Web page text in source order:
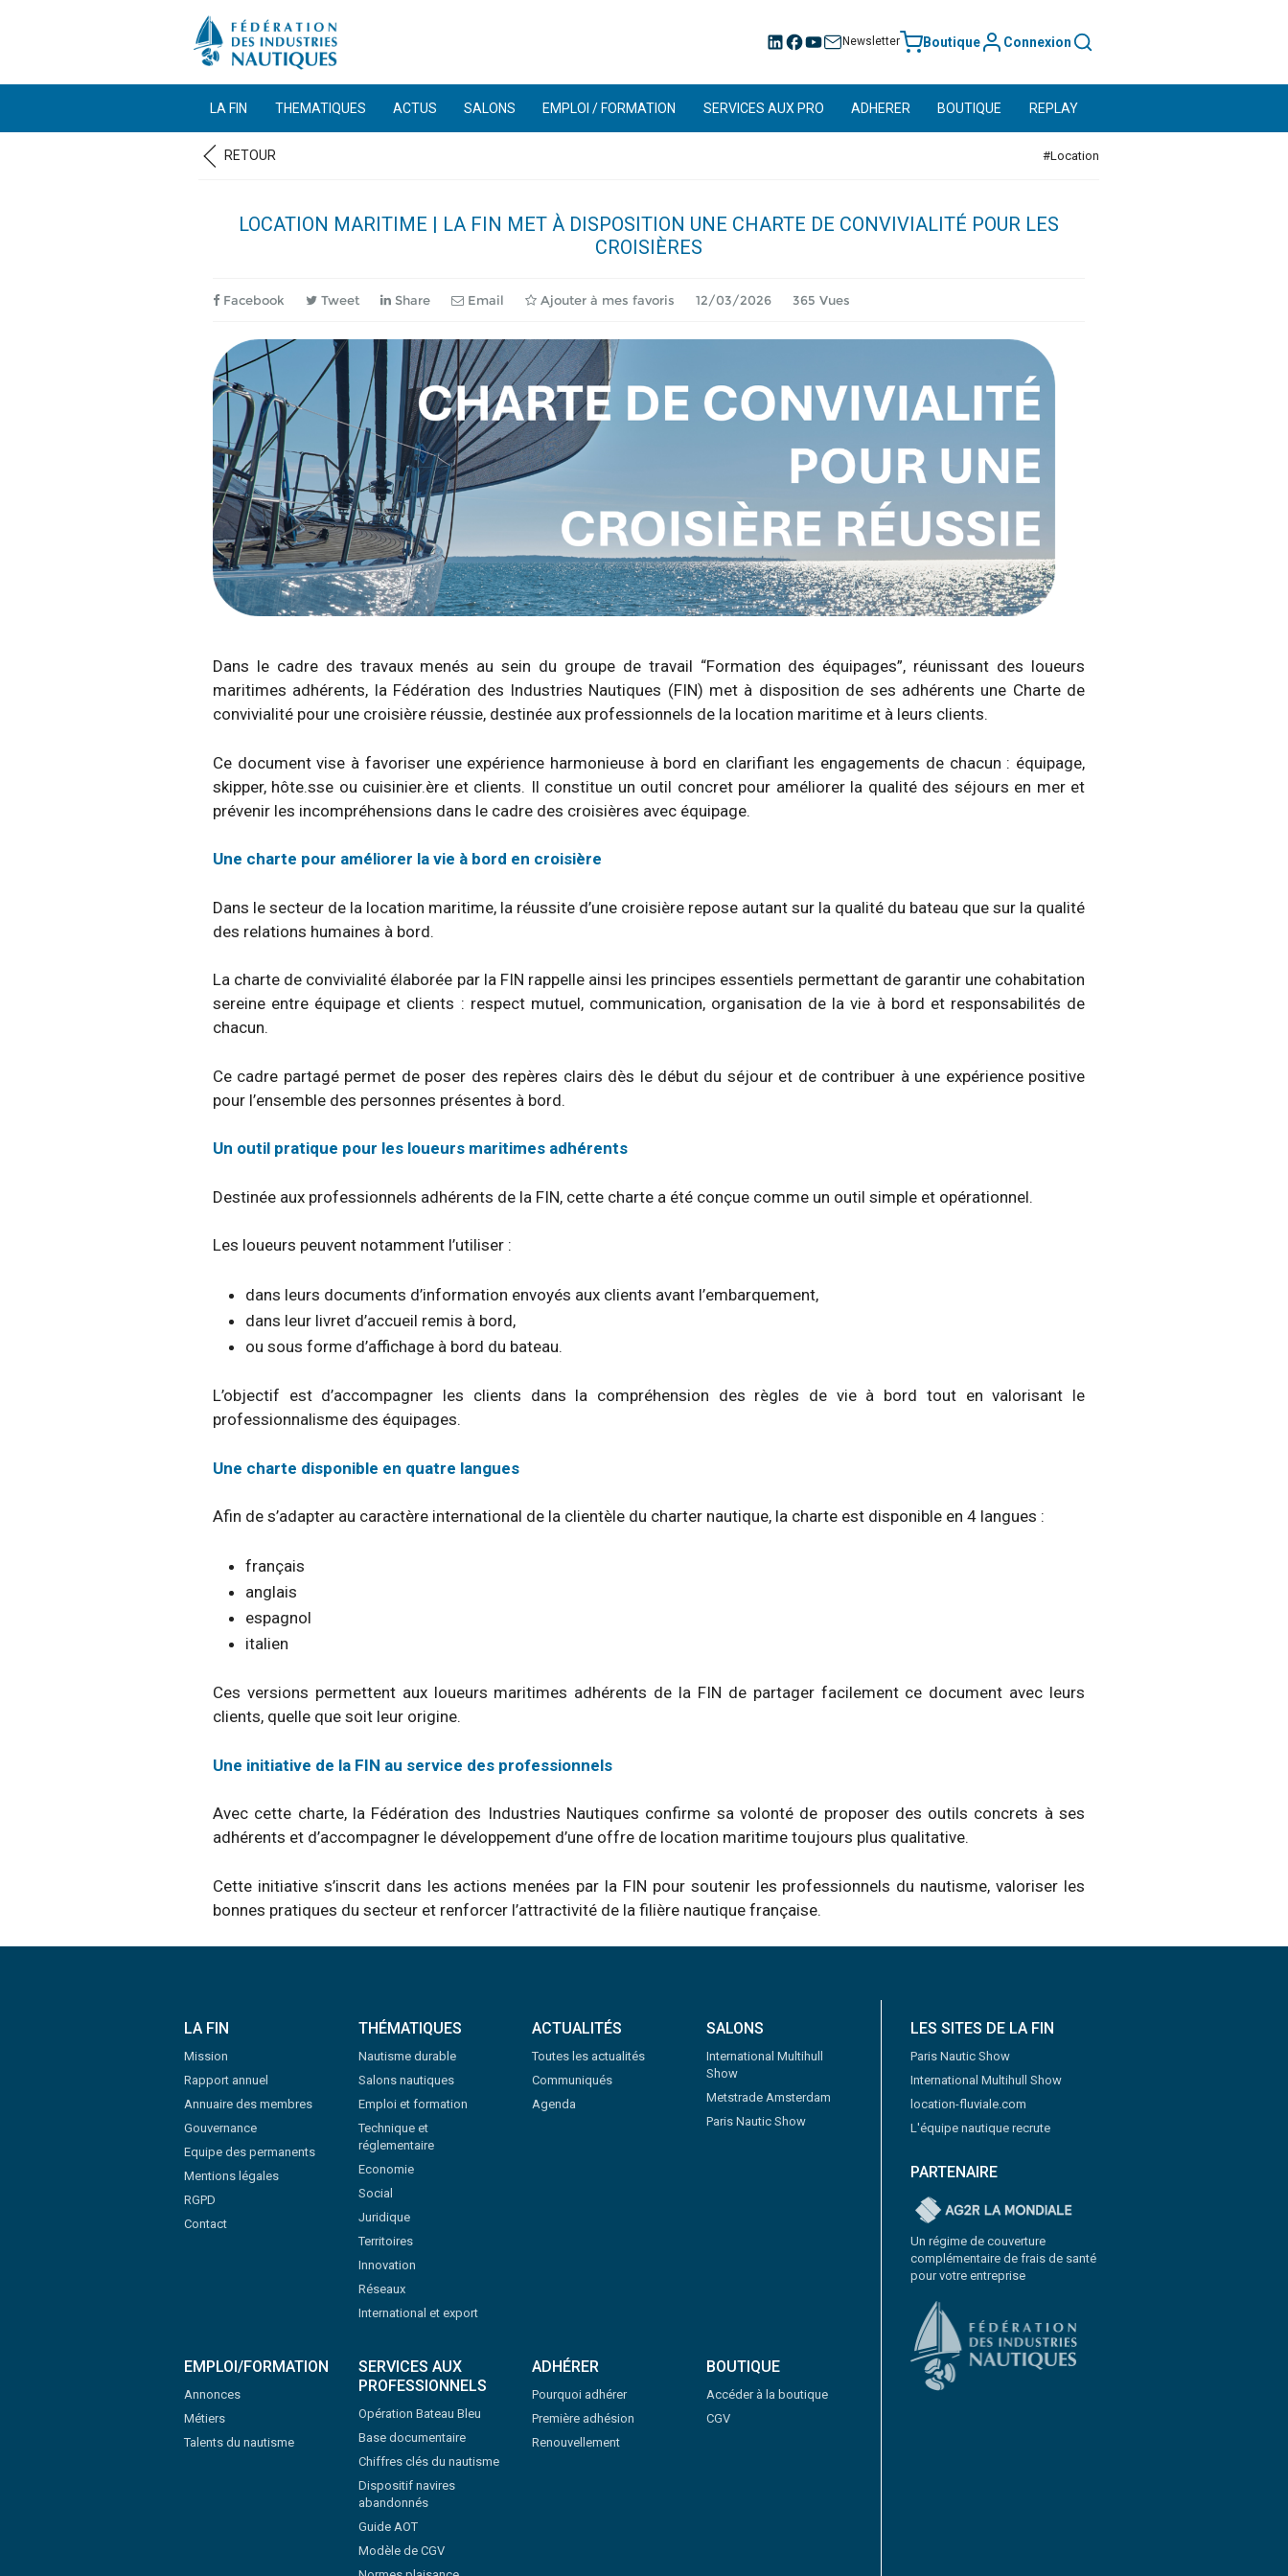
Newsletter Boutique Connexion
LA FIN THEMATIQUES ACTUS SALONS EMPLOI / FORMATION SERVICES AUX PRO ADHERER BOUTIQUE REPLAY
RETOUR #Location
LOCATION MARITIME | LA FIN MET À DISPOSITION UNE CHARTE DE CONVIVIALITÉ POUR LES
CROISIÈRES
Facebook Tweet Share Email Ajouter à mes favoris 12/03/2026 365 Vues
Dans le cadre des travaux menés au sein du groupe de travail “Formation des équipages”, réunissant des loueurs
maritimes adhérents, la Fédération des Industries Nautiques (FIN) met à disposition de ses adhérents une Charte de
convivialité pour une croisière réussie, destinée aux professionnels de la location maritime et à leurs clients.
Ce document vise à favoriser une expérience harmonieuse à bord en clarifiant les engagements de chacun : équipage,
skipper, hôte.sse ou cuisinier.ère et clients. Il constitue un outil concret pour améliorer la qualité des séjours en mer et
prévenir les incompréhensions dans le cadre des croisières avec équipage.
Une charte pour améliorer la vie à bord en croisière
Dans le secteur de la location maritime, la réussite d’une croisière repose autant sur la qualité du bateau que sur la qualité
des relations humaines à bord.
La charte de convivialité élaborée par la FIN rappelle ainsi les principes essentiels permettant de garantir une cohabitation
sereine entre équipage et clients : respect mutuel, communication, organisation de la vie à bord et responsabilités de
chacun.
Ce cadre partagé permet de poser des repères clairs dès le début du séjour et de contribuer à une expérience positive
pour l’ensemble des personnes présentes à bord.
Un outil pratique pour les loueurs maritimes adhérents
Destinée aux professionnels adhérents de la FIN, cette charte a été conçue comme un outil simple et opérationnel.
Les loueurs peuvent notamment l’utiliser :
dans leurs documents d’information envoyés aux clients avant l’embarquement,
dans leur livret d’accueil remis à bord,
ou sous forme d’affichage à bord du bateau.
L’objectif est d’accompagner les clients dans la compréhension des règles de vie à bord tout en valorisant le
professionnalisme des équipages.
Une charte disponible en quatre langues
Afin de s’adapter au caractère international de la clientèle du charter nautique, la charte est disponible en 4 langues :
français
anglais
espagnol
italien
Ces versions permettent aux loueurs maritimes adhérents de la FIN de partager facilement ce document avec leurs
clients, quelle que soit leur origine.
Une initiative de la FIN au service des professionnels
Avec cette charte, la Fédération des Industries Nautiques confirme sa volonté de proposer des outils concrets à ses
adhérents et d’accompagner le développement d’une offre de location maritime toujours plus qualitative.
Cette initiative s’inscrit dans les actions menées par la FIN pour soutenir les professionnels du nautisme, valoriser les
bonnes pratiques du secteur et renforcer l’attractivité de la filière nautique française.
LA FIN
Mission
Rapport annuel
Annuaire des membres
Gouvernance
Equipe des permanents
Mentions légales
RGPD
Contact
THÉMATIQUES
Nautisme durable
Salons nautiques
Emploi et formation
Technique et
réglementaire
Economie
Social
Juridique
Territoires
Innovation
Réseaux
International et export
ACTUALITÉS
Toutes les actualités
Communiqués
Agenda
SALONS
International Multihull
Show
Metstrade Amsterdam
Paris Nautic Show
EMPLOI/FORMATION
Annonces
Métiers
Talents du nautisme
SERVICES AUX
PROFESSIONNELS
Opération Bateau Bleu
Base documentaire
Chiffres clés du nautisme
Dispositif navires
abandonnés
Guide AOT
Modèle de CGV
ADHÉRER
Pourquoi adhérer
Première adhésion
Renouvellement
BOUTIQUE
Accéder à la boutique
CGV
LES SITES DE LA FIN
Paris Nautic Show
International Multihull Show
location-fluviale.com
L'équipe nautique recrute
PARTENAIRE
Un régime de couverture
complémentaire de frais de santé
pour votre entreprise